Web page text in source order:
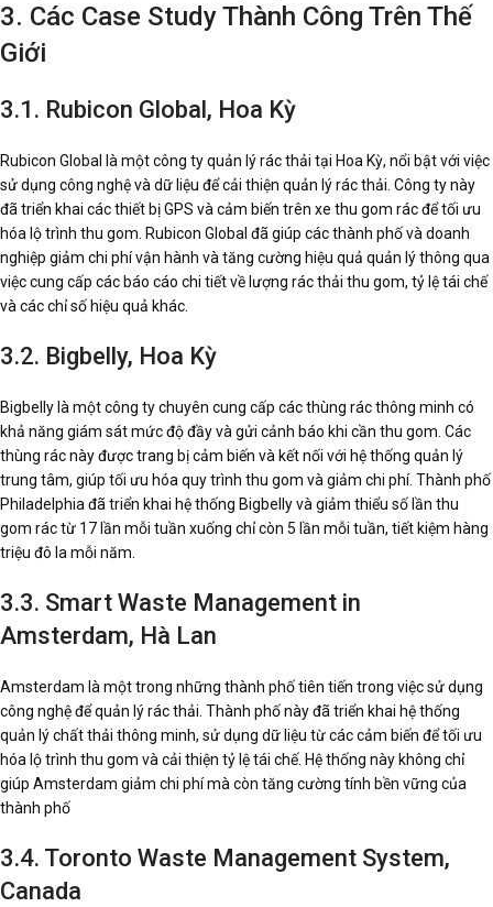
3. Các Case Study Thành Công Trên Thế
Giới
3.1. Rubicon Global, Hoa Kỳ
Rubicon Global là một công ty quản lý rác thải tại Hoa Kỳ, nổi bật với việc
sử dụng công nghệ và dữ liệu để cải thiện quản lý rác thải. Công ty này
đã triển khai các thiết bị GPS và cảm biến trên xe thu gom rác để tối ưu
hóa lộ trình thu gom. Rubicon Global đã giúp các thành phố và doanh
nghiệp giảm chi phí vận hành và tăng cường hiệu quả quản lý thông qua
việc cung cấp các báo cáo chi tiết về lượng rác thải thu gom, tỷ lệ tái chế
và các chỉ số hiệu quả khác.
3.2. Bigbelly, Hoa Kỳ
Bigbelly là một công ty chuyên cung cấp các thùng rác thông minh có
khả năng giám sát mức độ đầy và gửi cảnh báo khi cần thu gom. Các
thùng rác này được trang bị cảm biến và kết nối với hệ thống quản lý
trung tâm, giúp tối ưu hóa quy trình thu gom và giảm chi phí. Thành phố
Philadelphia đã triển khai hệ thống Bigbelly và giảm thiểu số lần thu
gom rác từ 17 lần mỗi tuần xuống chỉ còn 5 lần mỗi tuần, tiết kiệm hàng
triệu đô la mỗi năm.
3.3. Smart Waste Management in
Amsterdam, Hà Lan
Amsterdam là một trong những thành phố tiên tiến trong việc sử dụng
công nghệ để quản lý rác thải. Thành phố này đã triển khai hệ thống
quản lý chất thải thông minh, sử dụng dữ liệu từ các cảm biến để tối ưu
hóa lộ trình thu gom và cải thiện tỷ lệ tái chế. Hệ thống này không chỉ
giúp Amsterdam giảm chi phí mà còn tăng cường tính bền vững của
thành phố
3.4. Toronto Waste Management System,
Canada